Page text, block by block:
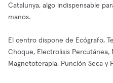
Catalunya, algo indispensable
manos.
El centro dispone de Ecógrafo,
Choque, Electrolisis Percutánea,
Magnetoterapia, Punción Seca y